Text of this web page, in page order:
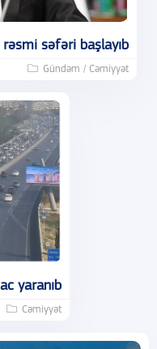
səfəri başlayıb
Gündəm / Cəmiyyət
yaranıb
Cəmiyyət